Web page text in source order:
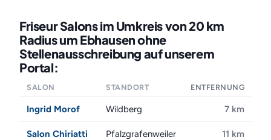
Friseur Salons im Umkreis von 20 km
Radius um Ebhausen ohne
Stellenausschreibung auf unserem
Portal:
SALON STANDORT ENTFERNUNG
Ingrid Morof Wildberg 7 km
Salon Chiriatti Pfalzgrafenweiler 11 km